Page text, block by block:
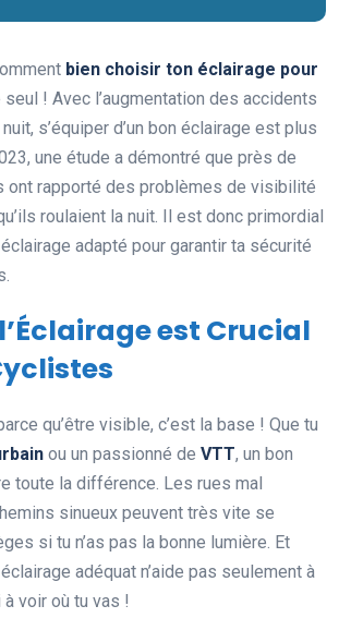
bien choisir ton éclairage pour
seul ! Avec l’augmentation des accidents
s’équiper d’un bon éclairage est plus
une étude a démontré que près de
ont rapporté des problèmes de visibilité
roulaient la nuit. Il est donc primordial
adapté pour garantir ta sécurité
est Crucial
qu’être visible, c’est la base ! Que tu
ou un passionné de VTT, un bon
toute la différence. Les rues mal
sinueux peuvent très vite se
si tu n’as pas la bonne lumière. Et
adéquat n’aide pas seulement à
voir où tu vas !